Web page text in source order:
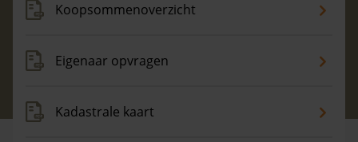
Koopsommenoverzicht
Eigenaar opvragen
Kadastrale kaart